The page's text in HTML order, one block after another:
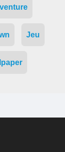
Jeu